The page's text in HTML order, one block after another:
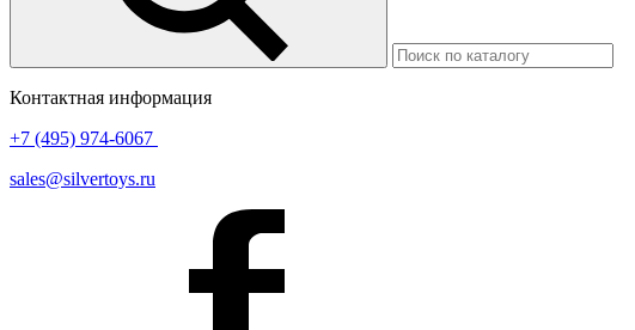
Контактная информация
+7 (495) 974-6067
sales@silvertoys.ru